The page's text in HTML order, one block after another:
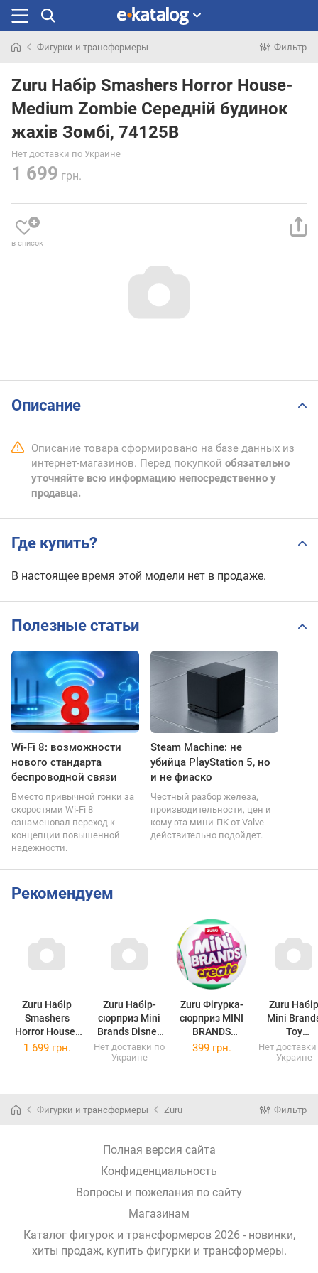
раньше
Фигурки и трансформеры Фильтр
Zuru Набір Smashers Horror House-
Medium Zombie Середній будинок
жахів Зомбі, 74125B
Нет доставки по Украине
1 699 грн.
в список
Описание
Описание товара сформировано на базе данных из
интернет-магазинов. Перед покупкой обязательно
уточняйте всю информацию непосредственно у
продавца.
Где купить?
В настоящее время этой модели нет в продаже.
Полезные статьи
Wi-Fi 8: возможности
нового стандарта
беспроводной связи
Вместо привычной гонки за
скоростями Wi-Fi 8
ознаменовал переход к
концепции повышенной
надежности.
Steam Machine: не
убийца PlayStation 5, но
и не фиаско
Честный разбор железа,
производительности, цен и
кому эта мини-ПК от Valve
действительно подойдет.
Рекомендуем
Zuru Набір
Smashers
Horror House-
Medium
Zuru Набір-
сюрприз Mini
Brands Disney
Store S2,
77353GQ2
Zuru Фігурка-
сюрприз MINI
BRANDS
Botanical
Zuru Набір
Mini
Toy
дисплей
1 699 грн.
Нет доставки по
Украине
399 грн.
Нет
Украине
Фигурки и трансформеры Zuru Фильтр
Полная версия сайта
Конфиденциальность
Вопросы и пожелания по сайту
Магазинам
Каталог фигурок и трансформеров 2026 - новинки,
хиты продаж, купить фигурки и трансформеры.